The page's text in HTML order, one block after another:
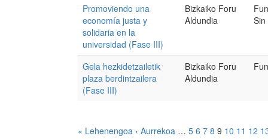
Promoviendo una
economía justa y
solidaria en la
universidad (Fase III)
Bizkaiko Foru
Aldundia
Gela hezkidetzailetik
plaza berdintzailera
(Fase III)
Bizkaiko Foru
Aldundia
« Lehenengoa ‹ Aurrekoa … 5 6 7 8 9 10 11 12